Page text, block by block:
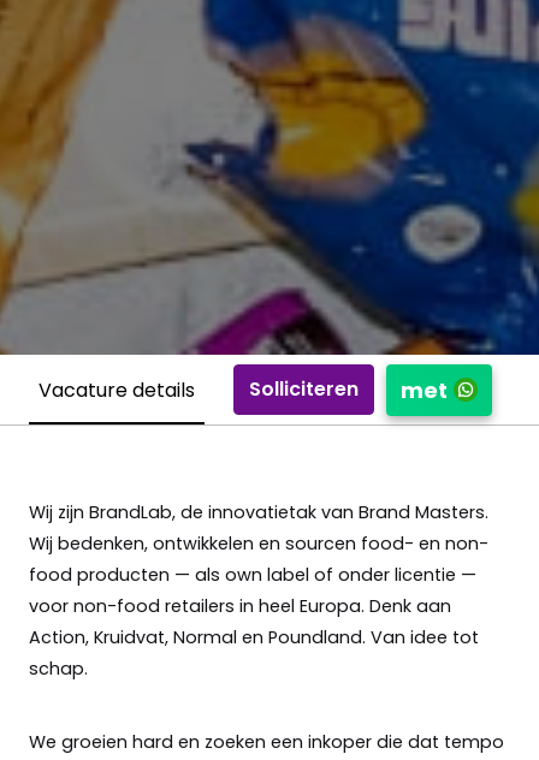
Vacature details Solliciteren met
Wij zijn BrandLab, de innovatietak van Brand Masters.
Wij bedenken, ontwikkelen en sourcen food- en non-
food producten — als own label of onder licentie —
voor non-food retailers in heel Europa. Denk aan
Action, Kruidvat, Normal en Poundland. Van idee tot
schap.
We groeien hard en zoeken een inkoper die dat tempo